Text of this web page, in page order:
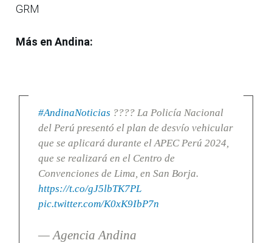
GRM
Más en Andina:
#AndinaNoticias ???? La Policía Nacional
del Perú presentó el plan de desvío vehicular
que se aplicará durante el APEC Perú 2024,
que se realizará en el Centro de
Convenciones de Lima, en San Borja.
https://t.co/gJ5lbTK7PL
pic.twitter.com/K0xK9IbP7n
— Agencia Andina